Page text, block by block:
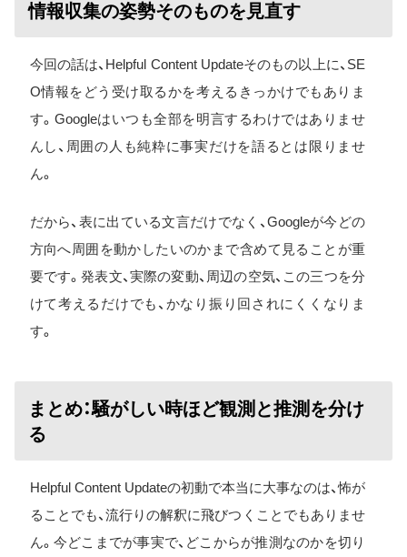
情報収集の姿勢そのものを見直す
今回の話は、Helpful Content Updateそのもの以上に、SE
O情報をどう受け取るかを考えるきっかけでもありま
す。Googleはいつも全部を明言するわけではありませ
んし、周囲の人も純粋に事実だけを語るとは限りませ
ん。
だから、表に出ている文言だけでなく、Googleが今どの
方向へ周囲を動かしたいのかまで含めて見ることが重
要です。発表文、実際の変動、周辺の空気、この三つを分
けて考えるだけでも、かなり振り回されにくくなりま
す。
まとめ：騒がしい時ほど観測と推測を分け
る
Helpful Content Updateの初動で本当に大事なのは、怖が
ることでも、流行りの解釈に飛びつくことでもありませ
ん。今どこまでが事実で、どこからが推測なのかを切り